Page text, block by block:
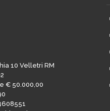
10 Velletri RM
€ 50.000,00